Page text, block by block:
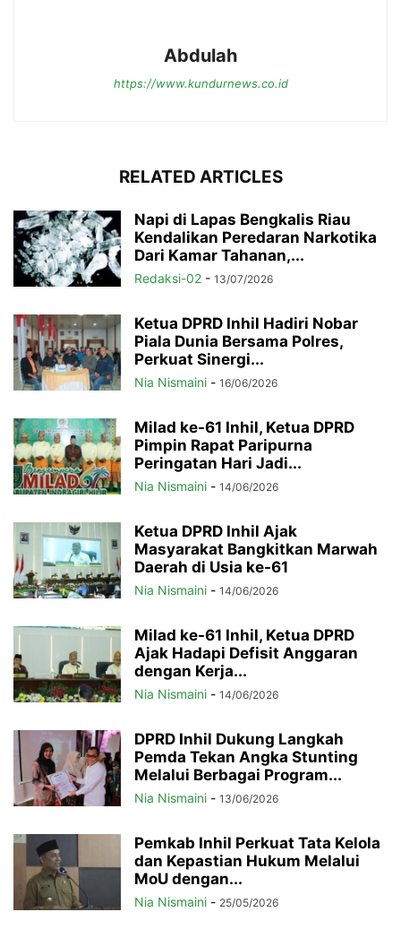
Abdulah
https://www.kundurnews.co.id
RELATED ARTICLES
Napi di Lapas Bengkalis Riau
Kendalikan Peredaran Narkotika
Dari Kamar Tahanan,...
Redaksi-02 - 13/07/2026
Ketua DPRD Inhil Hadiri Nobar
Piala Dunia Bersama Polres,
Perkuat Sinergi...
Nia Nismaini - 16/06/2026
Milad ke-61 Inhil, Ketua DPRD
Pimpin Rapat Paripurna
Peringatan Hari Jadi...
Nia Nismaini - 14/06/2026
Ketua DPRD Inhil Ajak
Masyarakat Bangkitkan Marwah
Daerah di Usia ke-61
Nia Nismaini - 14/06/2026
Milad ke-61 Inhil, Ketua DPRD
Ajak Hadapi Defisit Anggaran
dengan Kerja...
Nia Nismaini - 14/06/2026
DPRD Inhil Dukung Langkah
Pemda Tekan Angka Stunting
Melalui Berbagai Program...
Nia Nismaini - 13/06/2026
Pemkab Inhil Perkuat Tata Kelola
dan Kepastian Hukum Melalui
MoU dengan...
Nia Nismaini - 25/05/2026